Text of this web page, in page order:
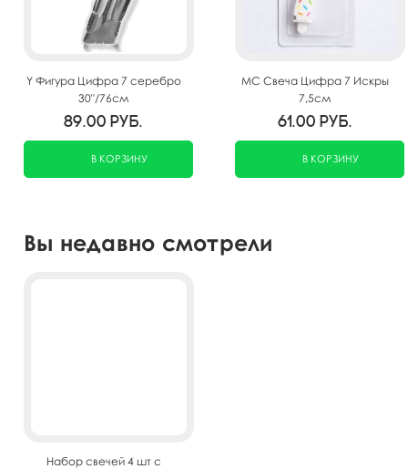
Y Фигура Цифра 7 серебро
30"/76см
89.00 руб.
В КОРЗИНУ
MС Свеча Цифра 7 Искры
7,5см
61.00 руб.
В КОРЗИНУ
Вы недавно смотрели
Набор свечей 4 шт с